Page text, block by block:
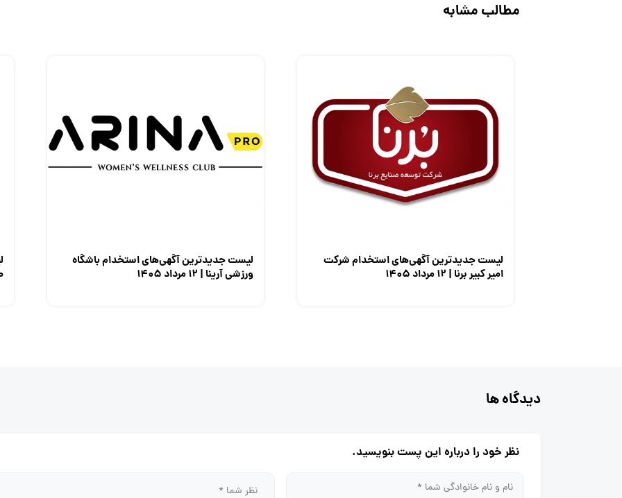
مطالب مشابه
لیست جدیدترین آگهی‌های استخدام شرکت
امیر کبیر برنا | ۱۲ مرداد ۱۴۰۵
لیست جدیدترین آگهی‌های استخدام باشگاه
ورزشی آرینا | ۱۲ مرداد ۱۴۰۵
دیدگاه ها
نظر خود را درباره این پست بنویسید.